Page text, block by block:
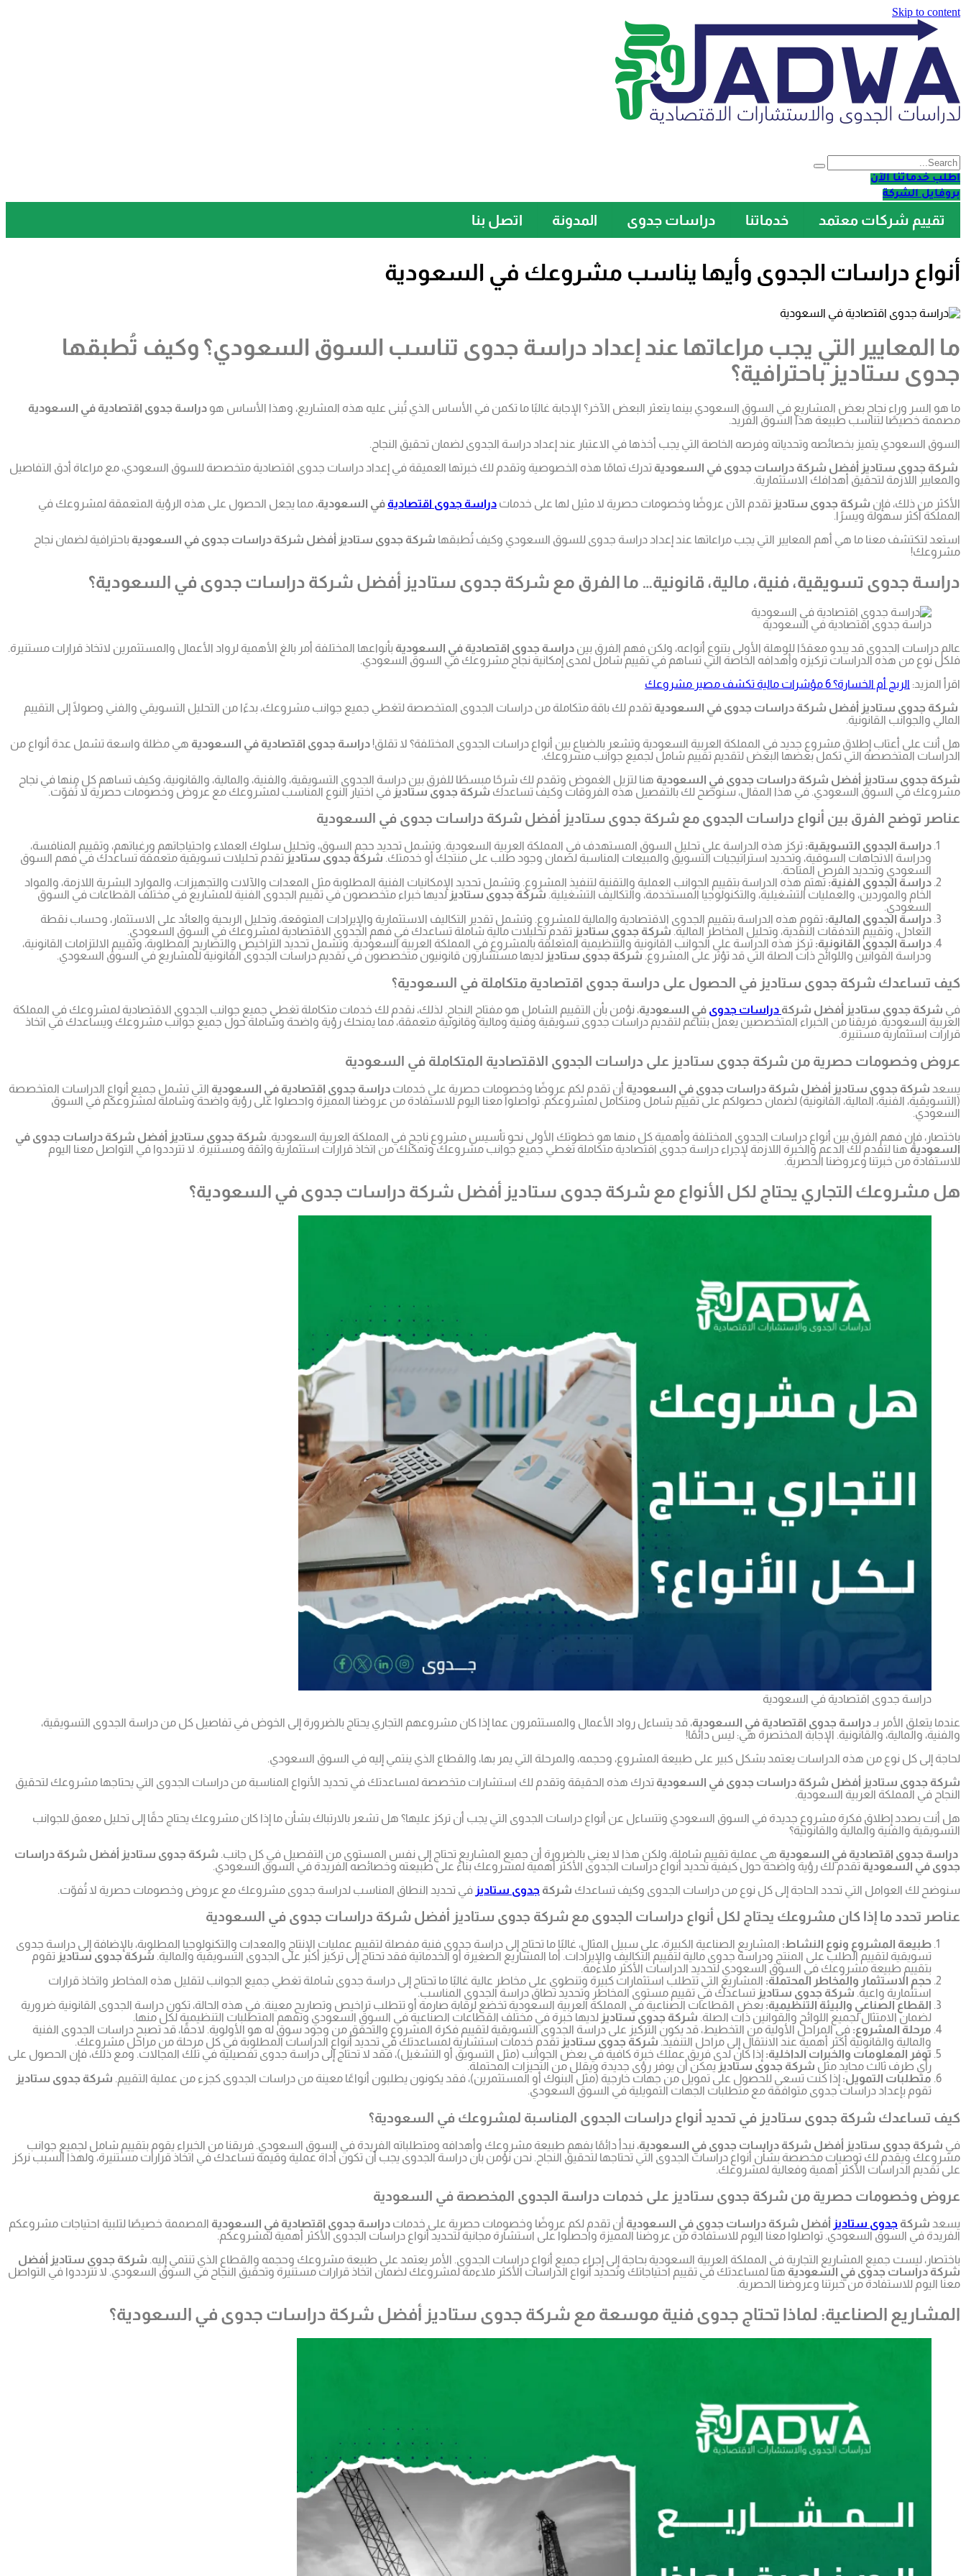
Skip to content
اطلب خدماتنا الآن
بروفايل الشركة
تقييم شركات معتمد خدماتنا دراسات جدوى المدونة اتصل بنا
أنواع دراسات الجدوى وأيها يناسب مشروعك في السعودية
ما المعايير التي يجب مراعاتها عند إعداد دراسة جدوى تناسب السوق السعودي؟ وكيف تُطبقها
جدوى ستاديز باحترافية؟
ما هو السر وراء نجاح بعض المشاريع في السوق السعودي بينما يتعثر البعض الآخر؟ الإجابة غالبًا ما تكمن في الأساس الذي تُبنى عليه هذه المشاريع، وهذا الأساس هو دراسة جدوى اقتصادية في السعودية
مصممة خصيصًا لتناسب طبيعة هذا السوق الفريد.
السوق السعودي يتميز بخصائصه وتحدياته وفرصه الخاصة التي يجب أخذها في الاعتبار عند إعداد دراسة الجدوى لضمان تحقيق النجاح.
شركة جدوى ستاديز أفضل شركة دراسات جدوى في السعودية تدرك تمامًا هذه الخصوصية وتقدم لك خبرتها العميقة في إعداد دراسات جدوى اقتصادية متخصصة للسوق السعودي، مع مراعاة أدق التفاصيل
والمعايير اللازمة لتحقيق أهدافك الاستثمارية.
الأكثر من ذلك، فإن شركة جدوى ستاديز تقدم الآن عروضًا وخصومات حصرية لا مثيل لها على خدمات دراسة جدوى اقتصاديةفي السعودية، مما يجعل الحصول على هذه الرؤية المتعمقة لمشروعك في
المملكة أكثر سهولة ويسرًا.
استعد لتكتشف معنا ما هي أهم المعايير التي يجب مراعاتها عند إعداد دراسة جدوى للسوق السعودي وكيف تُطبقها شركة جدوى ستاديز أفضل شركة دراسات جدوى في السعودية باحترافية لضمان نجاح
مشروعك!
دراسة جدوى تسويقية، فنية، مالية، قانونية… ما الفرق مع شركة جدوى ستاديز أفضل شركة دراسات جدوى في السعودية؟
دراسة جدوى اقتصادية في السعودية
عالم دراسات الجدوى قد يبدو معقدًا للوهلة الأولى بتنوع أنواعه، ولكن فهم الفرق بين دراسة جدوى اقتصادية في السعودية بأنواعها المختلفة أمر بالغ الأهمية لرواد الأعمال والمستثمرين لاتخاذ قرارات مستنيرة.
فلكل نوع من هذه الدراسات تركيزه وأهدافه الخاصة التي تساهم في تقييم شامل لمدى إمكانية نجاح مشروعك في السوق السعودي.
اقرأ المزيد: الربح أم الخسارة؟ 6 مؤشرات مالية تكشف مصير مشروعك
شركة جدوى ستاديز أفضل شركة دراسات جدوى في السعودية تقدم لك باقة متكاملة من دراسات الجدوى المتخصصة لتغطي جميع جوانب مشروعك، بدءًا من التحليل التسويقي والفني وصولًا إلى التقييم
المالي والجوانب القانونية.
هل أنت على أعتاب إطلاق مشروع جديد في المملكة العربية السعودية وتشعر بالضياع بين أنواع دراسات الجدوى المختلفة؟ لا تقلق! دراسة جدوى اقتصادية في السعودية هي مظلة واسعة تشمل عدة أنواع من
الدراسات المتخصصة التي تكمل بعضها البعض لتقديم تقييم شامل لجميع جوانب مشروعك.
شركة جدوى ستاديز أفضل شركة دراسات جدوى في السعودية هنا لتزيل الغموض وتقدم لك شرحًا مبسطًا للفرق بين دراسة الجدوى التسويقية، والفنية، والمالية، والقانونية، وكيف تساهم كل منها في نجاح
مشروعك في السوق السعودي. في هذا المقال، سنوضح لك بالتفصيل هذه الفروقات وكيف تساعدك شركة جدوى ستاديز في اختيار النوع المناسب لمشروعك مع عروض وخصومات حصرية لا تُفوّت.
عناصر توضح الفرق بين أنواع دراسات الجدوى مع شركة جدوى ستاديز أفضل شركة دراسات جدوى في السعودية
دراسة الجدوى التسويقية: تركز هذه الدراسة على تحليل السوق المستهدف في المملكة العربية السعودية. وتشمل تحديد حجم السوق، وتحليل سلوك العملاء واحتياجاتهم ورغباتهم، وتقييم المنافسة،
ودراسة الاتجاهات السوقية، وتحديد استراتيجيات التسويق والمبيعات المناسبة لضمان وجود طلب على منتجك أو خدمتك. شركة جدوى ستاديز تقدم تحليلات تسويقية متعمقة تساعدك في فهم السوق
السعودي وتحديد الفرص المتاحة.
دراسة الجدوى الفنية: تهتم هذه الدراسة بتقييم الجوانب العملية والتقنية لتنفيذ المشروع. وتشمل تحديد الإمكانيات الفنية المطلوبة مثل المعدات والآلات والتجهيزات، والموارد البشرية اللازمة، والمواد
الخام والموردين، والعمليات التشغيلية، والتكنولوجيا المستخدمة، والتكاليف التشغيلية. شركة جدوى ستاديز لديها خبراء متخصصون في تقييم الجدوى الفنية للمشاريع في مختلف القطاعات في السوق
السعودي.
دراسة الجدوى المالية: تقوم هذه الدراسة بتقييم الجدوى الاقتصادية والمالية للمشروع. وتشمل تقدير التكاليف الاستثمارية والإيرادات المتوقعة، وتحليل الربحية والعائد على الاستثمار، وحساب نقطة
التعادل، وتقييم التدفقات النقدية، وتحليل المخاطر المالية. شركة جدوى ستاديز تقدم تحليلات مالية شاملة تساعدك في فهم الجدوى الاقتصادية لمشروعك في السوق السعودي.
دراسة الجدوى القانونية: تركز هذه الدراسة على الجوانب القانونية والتنظيمية المتعلقة بالمشروع في المملكة العربية السعودية. وتشمل تحديد التراخيص والتصاريح المطلوبة، وتقييم الالتزامات القانونية،
ودراسة القوانين واللوائح ذات الصلة التي قد تؤثر على المشروع. شركة جدوى ستاديز لديها مستشارون قانونيون متخصصون في تقديم دراسات الجدوى القانونية للمشاريع في السوق السعودي.
كيف تساعدك شركة جدوى ستاديز في الحصول على دراسة جدوى اقتصادية متكاملة في السعودية؟
في شركة جدوى ستاديز أفضل شركة دراسات جدوى في السعودية، نؤمن بأن التقييم الشامل هو مفتاح النجاح. لذلك، نقدم لك خدمات متكاملة تغطي جميع جوانب الجدوى الاقتصادية لمشروعك في المملكة
العربية السعودية. فريقنا من الخبراء المتخصصين يعمل بتناغم لتقديم دراسات جدوى تسويقية وفنية ومالية وقانونية متعمقة، مما يمنحك رؤية واضحة وشاملة حول جميع جوانب مشروعك ويساعدك في اتخاذ
قرارات استثمارية مستنيرة.
عروض وخصومات حصرية من شركة جدوى ستاديز على دراسات الجدوى الاقتصادية المتكاملة في السعودية
يسعد شركة جدوى ستاديز أفضل شركة دراسات جدوى في السعودية أن تقدم لكم عروضًا وخصومات حصرية على خدمات دراسة جدوى اقتصادية في السعودية التي تشمل جميع أنواع الدراسات المتخصصة
(التسويقية، الفنية، المالية، القانونية) لضمان حصولكم على تقييم شامل ومتكامل لمشروعكم. تواصلوا معنا اليوم للاستفادة من عروضنا المميزة واحصلوا على رؤية واضحة وشاملة لمشروعكم في السوق
السعودي.
باختصار، فإن فهم الفرق بين أنواع دراسات الجدوى المختلفة وأهمية كل منها هو خطوتك الأولى نحو تأسيس مشروع ناجح في المملكة العربية السعودية. شركة جدوى ستاديز أفضل شركة دراسات جدوى في
السعودية هنا لتقدم لك الدعم والخبرة اللازمة لإجراء دراسة جدوى اقتصادية متكاملة تغطي جميع جوانب مشروعك وتمكنك من اتخاذ قرارات استثمارية واثقة ومستنيرة. لا تترددوا في التواصل معنا اليوم
للاستفادة من خبرتنا وعروضنا الحصرية.
هل مشروعك التجاري يحتاج لكل الأنواع مع شركة جدوى ستاديز أفضل شركة دراسات جدوى في السعودية؟
دراسة جدوى اقتصادية في السعودية
عندما يتعلق الأمر بـ دراسة جدوى اقتصادية في السعودية، قد يتساءل رواد الأعمال والمستثمرون عما إذا كان مشروعهم التجاري يحتاج بالضرورة إلى الخوض في تفاصيل كل من دراسة الجدوى التسويقية،
والفنية، والمالية، والقانونية. الإجابة المختصرة هي: ليس دائمًا!
لحاجة إلى كل نوع من هذه الدراسات يعتمد بشكل كبير على طبيعة المشروع، وحجمه، والمرحلة التي يمر بها، والقطاع الذي ينتمي إليه في السوق السعودي.
شركة جدوى ستاديز أفضل شركة دراسات جدوى في السعودية تدرك هذه الحقيقة وتقدم لك استشارات متخصصة لمساعدتك في تحديد الأنواع المناسبة من دراسات الجدوى التي يحتاجها مشروعك لتحقيق
النجاح في المملكة العربية السعودية.
هل أنت بصدد إطلاق فكرة مشروع جديدة في السوق السعودي وتتساءل عن أنواع دراسات الجدوى التي يجب أن تركز عليها؟ هل تشعر بالارتباك بشأن ما إذا كان مشروعك يحتاج حقًا إلى تحليل معمق للجوانب
التسويقية والفنية والمالية والقانونية؟
دراسة جدوى اقتصادية في السعودية هي عملية تقييم شاملة، ولكن هذا لا يعني بالضرورة أن جميع المشاريع تحتاج إلى نفس المستوى من التفصيل في كل جانب. شركة جدوى ستاديز أفضل شركة دراسات
جدوى في السعودية تقدم لك رؤية واضحة حول كيفية تحديد أنواع دراسات الجدوى الأكثر أهمية لمشروعك بناءً على طبيعته وخصائصه الفريدة في السوق السعودي.
سنوضح لك العوامل التي تحدد الحاجة إلى كل نوع من دراسات الجدوى وكيف تساعدك شركة جدوى ستاديز في تحديد النطاق المناسب لدراسة جدوى مشروعك مع عروض وخصومات حصرية لا تُفوّت.
عناصر تحدد ما إذا كان مشروعك يحتاج لكل أنواع دراسات الجدوى مع شركة جدوى ستاديز أفضل شركة دراسات جدوى في السعودية
طبيعة المشروع ونوع النشاط: المشاريع الصناعية الكبيرة، على سبيل المثال، غالبًا ما تحتاج إلى دراسة جدوى فنية مفصلة لتقييم عمليات الإنتاج والمعدات والتكنولوجيا المطلوبة، بالإضافة إلى دراسة جدوى
تسويقية لتقييم الطلب على المنتج ودراسة جدوى مالية لتقييم التكاليف والإيرادات. أما المشاريع الصغيرة أو الخدماتية فقد تحتاج إلى تركيز أكبر على الجدوى التسويقية والمالية. شركة جدوى ستاديز تقوم
بتقييم طبيعة مشروعك في السوق السعودي لتحديد الدراسات الأكثر ملاءمة.
حجم الاستثمار والمخاطر المحتملة: المشاريع التي تتطلب استثمارات كبيرة وتنطوي على مخاطر عالية غالبًا ما تحتاج إلى دراسة جدوى شاملة تغطي جميع الجوانب لتقليل هذه المخاطر واتخاذ قرارات
استثمارية واعية. شركة جدوى ستاديز تساعدك في تقييم مستوى المخاطر وتحديد نطاق دراسة الجدوى المناسب.
القطاع الصناعي والبيئة التنظيمية: بعض القطاعات الصناعية في المملكة العربية السعودية تخضع لرقابة صارمة أو تتطلب تراخيص وتصاريح معينة. في هذه الحالة، تكون دراسة الجدوى القانونية ضرورية
لضمان الامتثال لجميع اللوائح والقوانين ذات الصلة. شركة جدوى ستاديز لديها خبرة في مختلف القطاعات الصناعية في السوق السعودي وتفهم المتطلبات التنظيمية لكل منها.
مرحلة المشروع: في المراحل الأولية من التخطيط، قد يكون التركيز على دراسة الجدوى التسويقية لتقييم فكرة المشروع والتحقق من وجود سوق له هو الأولوية. لاحقًا، قد تصبح دراسات الجدوى الفنية
والمالية والقانونية أكثر أهمية عند الانتقال إلى مراحل التنفيذ. شركة جدوى ستاديز تقدم خدمات استشارية لمساعدتك في تحديد أنواع الدراسات المطلوبة في كل مرحلة من مراحل مشروعك.
توفر المعلومات والخبرات الداخلية: إذا كان لدى فريق عملك خبرة كافية في بعض الجوانب (مثل التسويق أو التشغيل)، فقد لا تحتاج إلى دراسة جدوى تفصيلية في تلك المجالات. ومع ذلك، فإن الحصول على
رأي طرف ثالث محايد مثل شركة جدوى ستاديز يمكن أن يوفر رؤى جديدة ويقلل من التحيزات المحتملة.
متطلبات التمويل: إذا كنت تسعى للحصول على تمويل من جهات خارجية (مثل البنوك أو المستثمرين)، فقد يكونون يطلبون أنواعًا معينة من دراسات الجدوى كجزء من عملية التقييم. شركة جدوى ستاديز
تقوم بإعداد دراسات جدوى متوافقة مع متطلبات الجهات التمويلية في السوق السعودي.
كيف تساعدك شركة جدوى ستاديز في تحديد أنواع دراسات الجدوى المناسبة لمشروعك في السعودية؟
في شركة جدوى ستاديز أفضل شركة دراسات جدوى في السعودية، نبدأ دائمًا بفهم طبيعة مشروعك وأهدافه ومتطلباته الفريدة في السوق السعودي. فريقنا من الخبراء يقوم بتقييم شامل لجميع جوانب
مشروعك ويقدم لك توصيات مخصصة بشأن أنواع دراسات الجدوى التي تحتاجها لتحقيق النجاح. نحن نؤمن بأن دراسة الجدوى يجب أن تكون أداة عملية وقيمة تساعدك في اتخاذ قرارات مستنيرة، ولهذا السبب نركز
على تقديم الدراسات الأكثر أهمية وفعالية لمشروعك.
عروض وخصومات حصرية من شركة جدوى ستاديز على خدمات دراسة الجدوى المخصصة في السعودية
يسعد شركة جدوى ستاديز أفضل شركة دراسات جدوى في السعودية أن تقدم لكم عروضًا وخصومات حصرية على خدمات دراسة جدوى اقتصادية في السعودية المصممة خصيصًا لتلبية احتياجات مشروعكم
الفريدة في السوق السعودي. تواصلوا معنا اليوم للاستفادة من عروضنا المميزة واحصلوا على استشارة مجانية لتحديد أنواع دراسات الجدوى الأكثر أهمية لمشروعكم.
باختصار، ليست جميع المشاريع التجارية في المملكة العربية السعودية بحاجة إلى إجراء جميع أنواع دراسات الجدوى. الأمر يعتمد على طبيعة مشروعك وحجمه والقطاع الذي تنتمي إليه. شركة جدوى ستاديز أفضل
شركة دراسات جدوى في السعودية هنا لمساعدتك في تقييم احتياجاتك وتحديد أنواع الدراسات الأكثر ملاءمة لمشروعك لضمان اتخاذ قرارات مستنيرة وتحقيق النجاح في السوق السعودي. لا تترددوا في التواصل
معنا اليوم للاستفادة من خبرتنا وعروضنا الحصرية.
المشاريع الصناعية: لماذا تحتاج جدوى فنية موسعة مع شركة جدوى ستاديز أفضل شركة دراسات جدوى في السعودية؟